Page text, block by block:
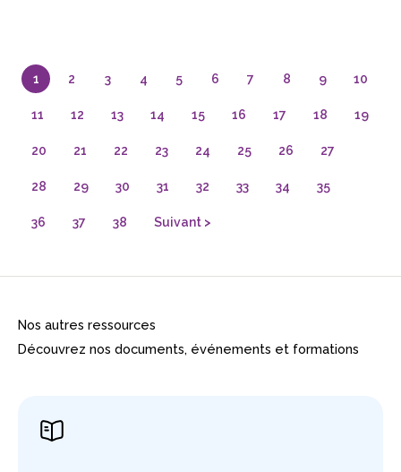
1 2 3 4 5 6 7 8 9 10
11 12 13 14 15 16 17 18 19
20 21 22 23 24 25 26 27
28 29 30 31 32 33 34 35
36 37 38 Suivant >
Nos autres ressources
Découvrez nos documents, événements et formations